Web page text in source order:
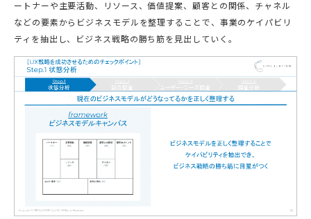
ートナーや主要活動、リソース、価値提案、顧客との関係、チャネル
などの要素からビジネスモデルを整理することで、事業のケイパビリ
ティを抽出し、ビジネス戦略の勝ち筋を見出していく。